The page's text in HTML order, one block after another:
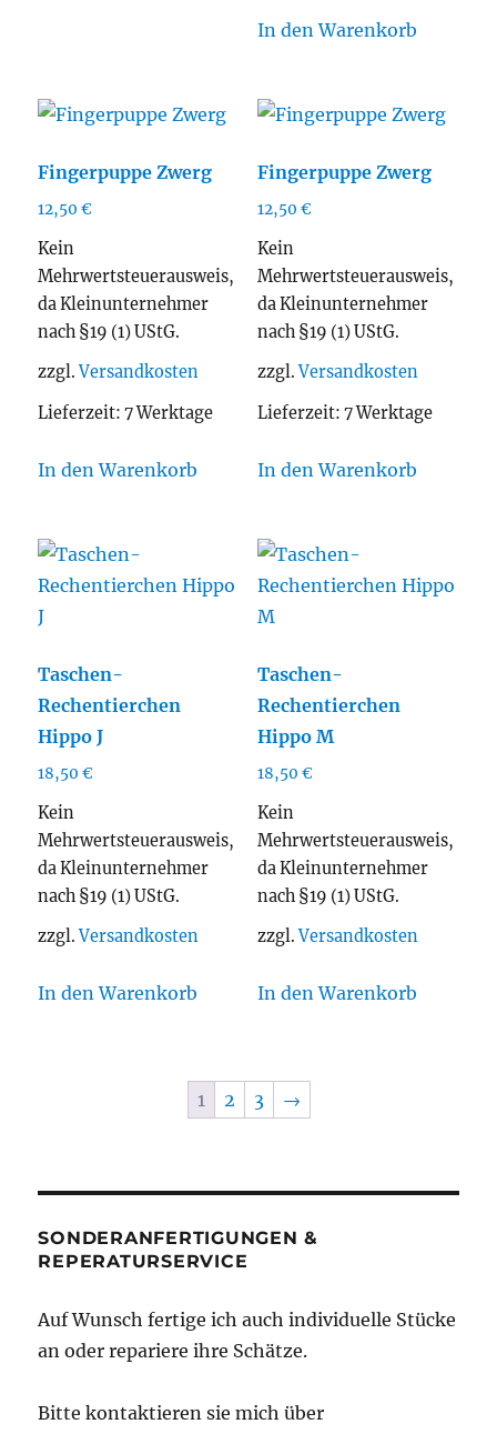
In den Warenkorb
Fingerpuppe Zwerg
12,50€
Kein
Mehrwertsteuerausweis,
da Kleinunternehmer
nach §19 (1) UStG.
zzgl.Versandkosten
Lieferzeit:7 Werktage
In den Warenkorb
Fingerpuppe Zwerg
12,50 €
Kein
Mehrwertsteuerausweis,
da Kleinunternehmer
nach §19 (1) UStG.
zzgl. Versandkosten
Lieferzeit: 7 Werktage
In den Warenkorb
Taschen-
Rechentierchen
Hippo J
18,50€
Kein
Mehrwertsteuerausweis,
da Kleinunternehmer
nach §19 (1) UStG.
zzgl.Versandkosten
In den Warenkorb
Taschen-
Rechentierchen
Hippo M
18,50 €
Kein
Mehrwertsteuerausweis,
da Kleinunternehmer
nach §19 (1) UStG.
zzgl.Versandkosten
In den Warenkorb
1 2 3 →
SONDERANFERTIGUNGEN &
REPERATURSERVICE
Auf Wunsch fertige ich auch individuelle Stücke
an oder repariere ihre Schätze.
Bitte kontaktieren sie mich über